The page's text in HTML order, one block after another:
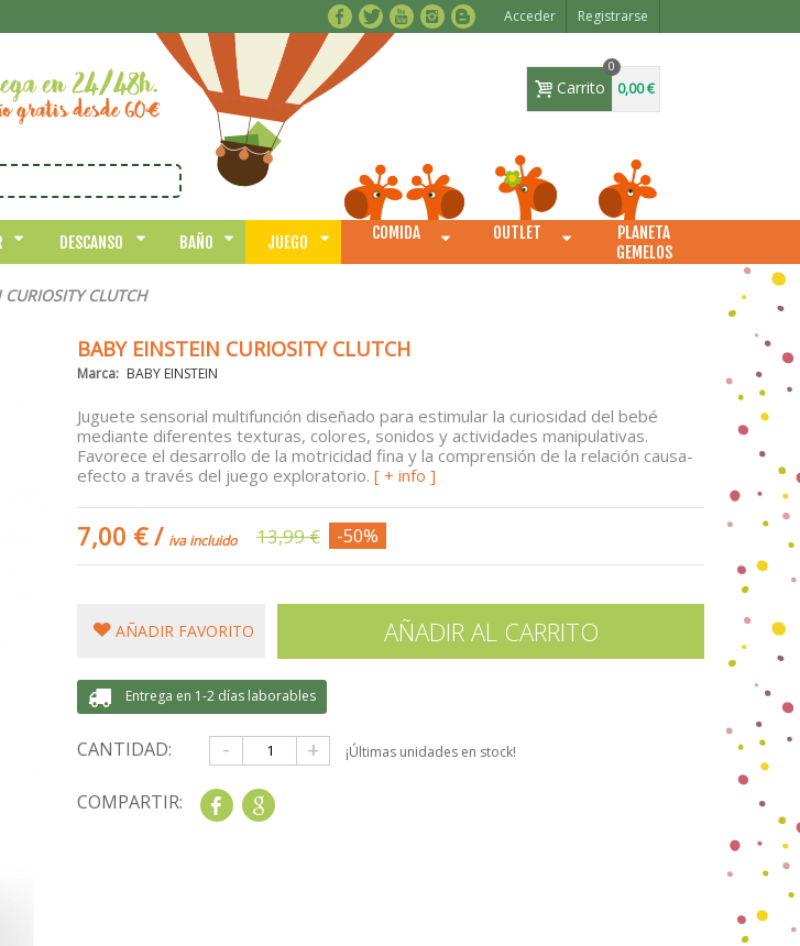
Acceder Registrarse
Carrito
0
0,00 €
DESCANSO BAÑO JUEGO COMIDA OUTLET
PLANETA
GEMELOS
CLUTCH
BABY EINSTEIN CURIOSITY CLUTCH
Marca: BABY EINSTEIN
Juguete sensorial multifunción diseñado para estimular la curiosidad del bebé
mediante diferentes texturas, colores, sonidos y actividades manipulativas.
Favorece el desarrollo de la motricidad fina y la comprensión de la relación causa-
efecto a través del juego exploratorio. [ + info ]
7,00 €/ iva incluido 13,99 € -50%
AÑADIR FAVORITO AÑADIR AL CARRITO
Entrega en 1-2 días laborables
CANTIDAD: - + ¡Últimas unidades en stock!
COMPARTIR: Share